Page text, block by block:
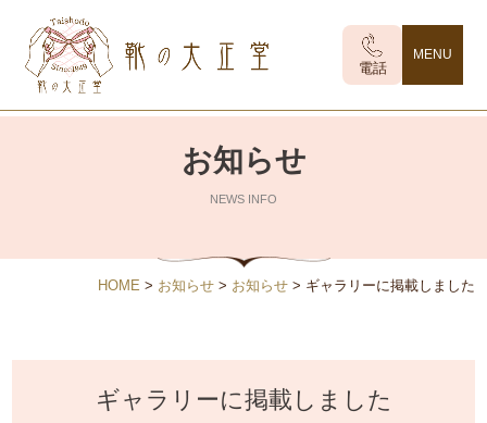
電話
MENU
お知らせ
NEWS INFO
HOME > お知らせ> お知らせ> ギャラリーに掲載しました
ギャラリーに掲載しました